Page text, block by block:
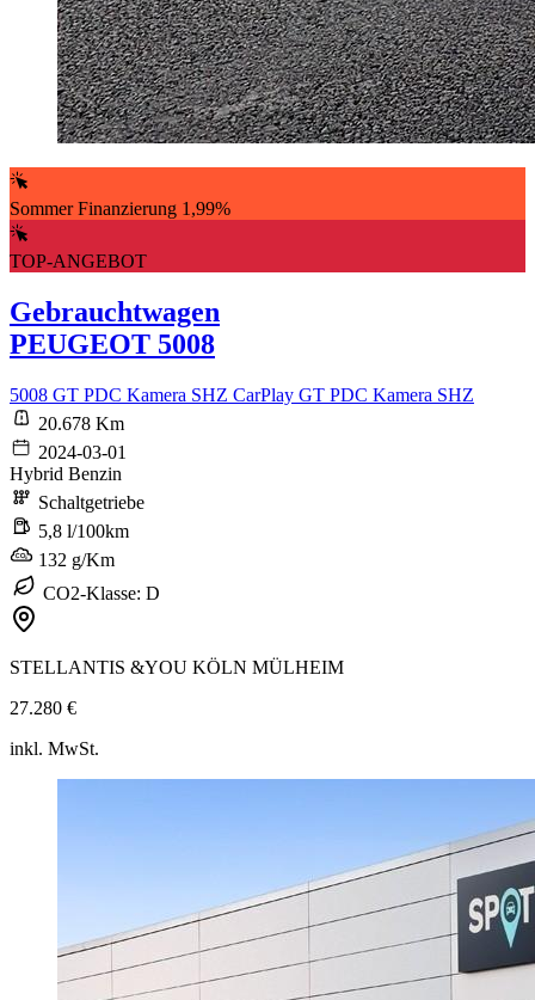
Sommer Finanzierung 1,99%
TOP-ANGEBOT
Gebrauchtwagen
PEUGEOT 5008
5008 GT PDC Kamera SHZ CarPlay GT PDC Kamera SHZ
20.678 Km
2024-03-01
Hybrid Benzin
Schaltgetriebe
5,8 l/100km
132 g/Km
CO2-Klasse: D
STELLANTIS &YOU KÖLN MÜLHEIM
27.280 €
inkl. MwSt.